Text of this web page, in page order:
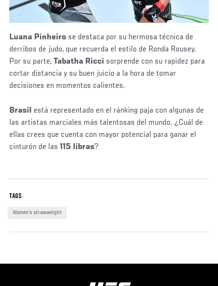
Luana Pinheiro se destaca por su hermosa técnica de
derribos de judo, que recuerda el estilo de Ronda Rousey.
Por su parte,Tabatha Ricci sorprende con su rapidez para
cortar distancia y su buen juicio a la hora de tomar
decisiones en momentos calientes.
Brasil está representado en el ránking paja con algunas de
las artistas marciales más talentosas del mundo. ¿Cuál de
ellas crees que cuenta con mayor potencial para ganar el
cinturón de las115 libras?
TAGS
Women's strawweight